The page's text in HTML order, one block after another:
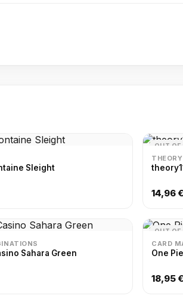
Sleight
OUT
THEORY
14,96 €
Sahara Green
OUT
CARD
One
18,95 €